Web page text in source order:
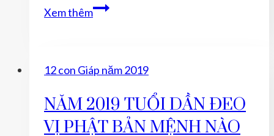
mắn
Xem thêmTUỔI
ĐEO
PHẬT
BẢN
12 con Giáp năm 2019
NĂM 2019 TUỔI DẦN ĐEO
VỊ PHẬT BẢN MỆNH NÀO